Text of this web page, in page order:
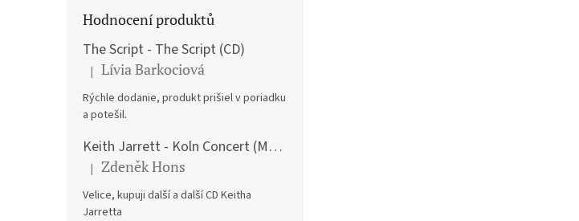
Hodnocení produktů
The Script - The Script (CD)
Hodnocení produktu je 5 z 5 hvězdiček.
| Lívia Barkociová
Rýchle dodanie, produkt prišiel v poriadku
a potešil.
Keith Jarrett - Koln Concert (Music CD)
Hodnocení produktu je 5 z 5 hvězdiček.
| Zdeněk Hons
Velice, kupuji další a další CD Keitha
Jarretta